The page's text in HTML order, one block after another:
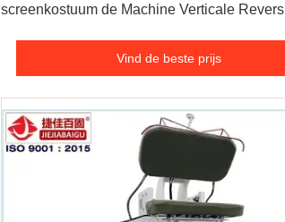
screenkostuum de Machine Verticale Revers
Vind de beste prijs